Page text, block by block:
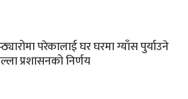
परेकालाई घर घरमा ग्याँस पुर्याउने
प्रशासनको निर्णय